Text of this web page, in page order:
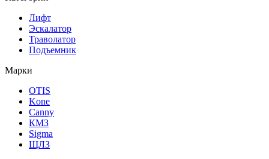
Лифт
Эскалатор
Траволатор
Подъемник
Марки
OTIS
Kone
Canny
КМЗ
Sigma
ЩЛЗ